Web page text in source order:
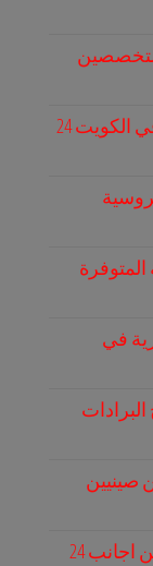
متخصصين
افضل الاعمال بارخص الاسعار في الكويت 24
المتوفرة
في
صينيين
افضل الخدمات الكويتية من فنيين اجانب 24